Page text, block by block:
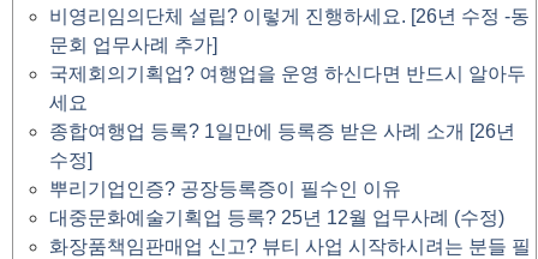
비영리임의단체 설립? 이렇게 진행하세요. [26년 수정 -동
문회 업무사례 추가]
국제회의기획업? 여행업을 운영 하신다면 반드시 알아두
세요
종합여행업 등록? 1일만에 등록증 받은 사례 소개 [26년
수정]
뿌리기업인증? 공장등록증이 필수인 이유
대중문화예술기획업 등록? 25년 12월 업무사례 (수정)
화장품책임판매업 신고? 뷰티 사업 시작하시려는 분들 필